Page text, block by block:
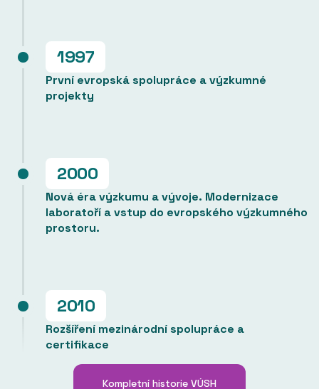
1997
První evropská spolupráce a výzkumné
projekty
2000
Nová éra výzkumu a vývoje. Modernizace
laboratoří a vstup do evropského výzkumného
prostoru.
2010
Rozšíření mezinárodní spolupráce a
certifikace
Kompletní historie VÚSH